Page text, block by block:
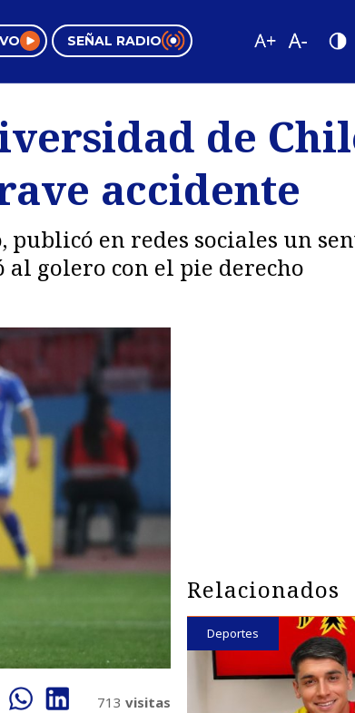
SEÑAL RADIO
Tendencias
Videos
de
accidente
en redes sociales un
al golero con el pie derecho
713 visitas
Relacionados
Deportes